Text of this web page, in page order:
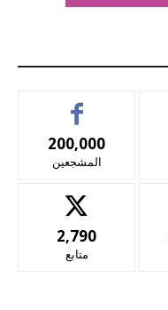
200,000
المشجعين
2,790
متابع